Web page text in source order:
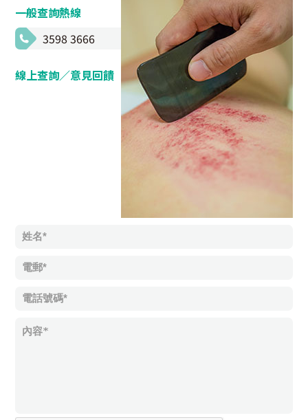
一般查詢熱線
3598 3666
線上查詢／意見回饋